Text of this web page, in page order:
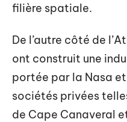
filière spatiale.
De l’autre côté de
ont construit une
portée par la Nasa
sociétés privées
de Cape Canaveral